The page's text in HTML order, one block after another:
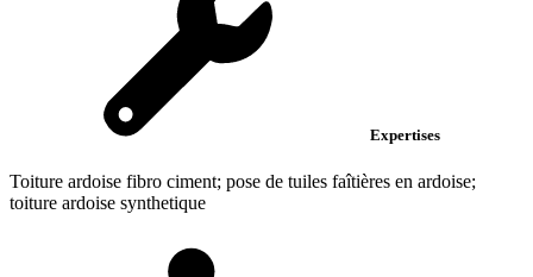
Expertises
Toiture ardoise fibro ciment; pose de tuiles faîtières en ardoise;
toiture ardoise synthetique